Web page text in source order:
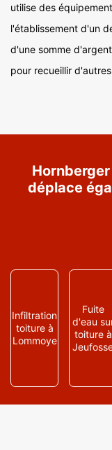
utilise des
l'établissement d'un
d'une somme
pour recueillir
déplace
Infiltration
toiture à
Lommoye
Fuite
d'eau
toiture à